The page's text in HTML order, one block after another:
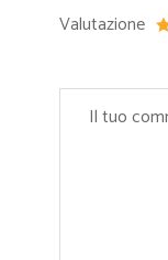
Valutazione